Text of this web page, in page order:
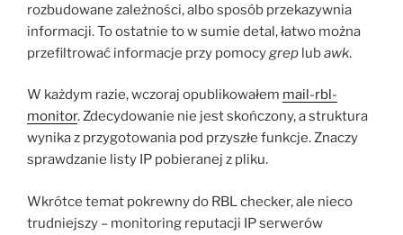
rozbudowane zależności, albo sposób przekazywnia
informacji. To ostatnie to w sumie detal, łatwo można
przefiltrować informacje przy pomocygrep lubawk.
W każdym razie, wczoraj opublikowałem mail-rbl-
monitor. Zdecydowanie nie jest skończony, a struktura
wynika z przygotowania pod przyszłe funkcje. Znaczy
sprawdzanie listy IP pobieranej z pliku.
Wkrótce temat pokrewny do RBL checker, ale nieco
trudniejszy – monitoring reputacji IP serwerów